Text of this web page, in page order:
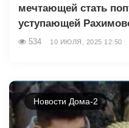
мечтающей стать
уступающей
534 10 ИЮЛЯ, 2025 12:50
Новости Дома-2